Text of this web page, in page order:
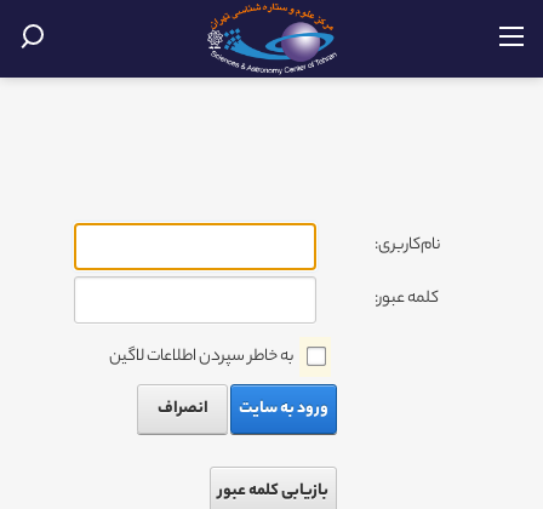
نام‌کاربری:
کلمه عبور:
به خاطر سپردن اطلاعات لاگین
ورود به سایت
انصراف
بازیابی کلمه عبور